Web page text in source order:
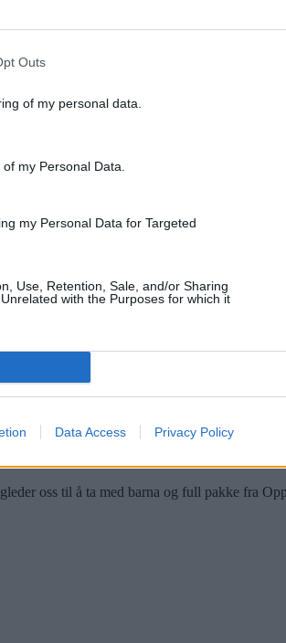
Outs
of my personal data.
my Personal Data.
my Personal Data for Targeted
Use, Retention, Sale, and/or Sharing
with the Purposes for which it
Data Access Privacy Policy
bestyrere på Mariholtet. De har første dag
skal opprettholdes – og med en liten
oss til å ta med barna og full pakke fra